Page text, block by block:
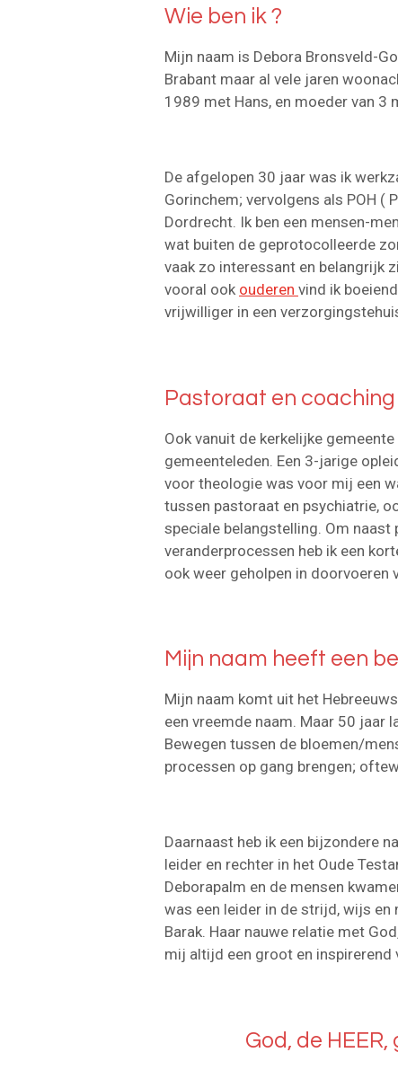
Wie ben ik ?
Mijn naam is Debora Bronsveld-
Brabant maar al vele jaren
1989 met Hans, en moeder van 3
De afgelopen 30 jaar was ik
Gorinchem; vervolgens als POH (
Dordrecht. Ik ben een mensen-
wat buiten de geprotocolleerde
vaak zo interessant en belangrijk
vooral ook ouderen vind ik
vrijwilliger in een
Pastoraat en coaching
Ook vanuit de kerkelijke
gemeenteleden. Een 3-jarige
voor theologie was voor mij een
tussen pastoraat en psychiatrie,
speciale belangstelling. Om
veranderprocessen heb ik een
ook weer geholpen in doorvoeren
Mijn naam heeft een
Mijn naam komt uit het
een vreemde naam. Maar 50 jaar
Bewegen tussen de bloemen/
processen op gang brengen;
Daarnaast heb ik een bijzondere
leider en rechter in het Oude
Deborapalm en de mensen
was een leider in de strijd, wijs
Barak. Haar nauwe relatie met
mij altijd een groot en inspirerend
God, de